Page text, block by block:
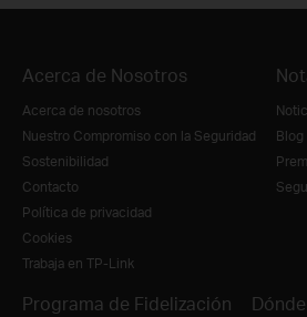
Acerca de Nosotros
Acerca de nosotros
Nuestro Compromiso con la Seguridad
Sostenibilidad
Contacto
Política de privacidad
Cookies
Trabaja en TP-Link
Blog
Programa de Fidelización